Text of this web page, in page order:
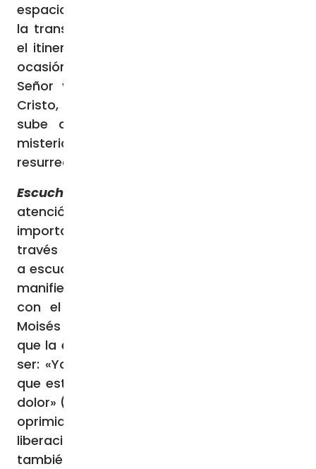
espacio de hospitalidad que le ofrecemos y
la transformación que ella realiza. Por eso,
el itinerario cuaresmal se convierte en una
ocasión propicia para escuchar la voz del
Señor y renovar la decisión de seguir a
Cristo, recorriendo con Él el camino que
sube a Jerusalén, donde se cumple el
misterio de su pasión, muerte y
resurrección.
Escuchar
atención, en primer lugar, sobre la
importancia de dar espacio a la Palabra a
través de la escucha, ya que la disposición
a escuchar es el primer signo con el que se
manifiesta el deseo de entrar en relación
con el otro. Dios mismo, al revelarse a
Moisés desde la zarza ardiente, muestra
que la escucha es un rasgo distintivo de su
ser: «Yo he visto la opresión de mi pueblo,
que está en Egipto, y he oído los gritos de
dolor» (Ex 3,7). La escucha del clamor de los
oprimidos es el comienzo de una historia de
liberación, en la que el Señor involucra
también a Moisés, enviándolo a abrir un